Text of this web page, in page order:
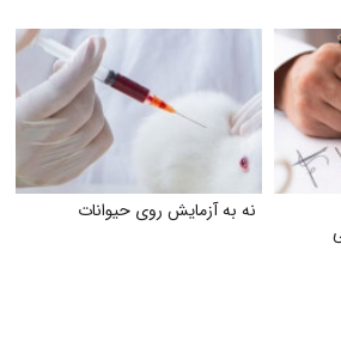
نه به آزمایش روی حیوانات